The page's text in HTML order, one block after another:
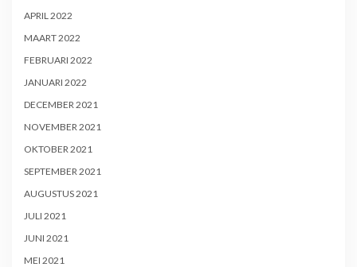
APRIL 2022
MAART 2022
FEBRUARI 2022
JANUARI 2022
DECEMBER 2021
NOVEMBER 2021
OKTOBER 2021
SEPTEMBER 2021
AUGUSTUS 2021
JULI 2021
JUNI 2021
MEI 2021